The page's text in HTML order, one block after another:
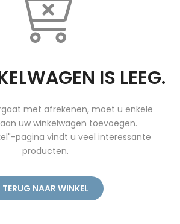
IS LEEG.
met afrekenen, moet u enkele
uw winkelwagen toevoegen.
pagina vindt u veel interessante
producten.
TERUG NAAR WINKEL